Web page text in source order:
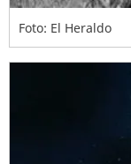
Foto: El Heraldo